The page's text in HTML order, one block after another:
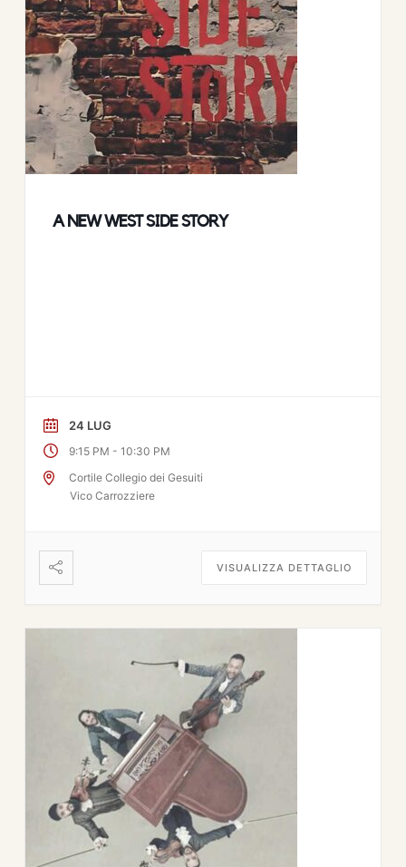
A NEW WEST SIDE STORY
24 LUG
9:15 PM - 10:30 PM
Cortile Collegio dei Gesuiti
Vico Carrozziere
VISUALIZZA DETTAGLIO